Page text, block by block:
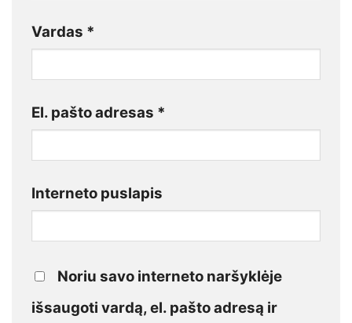
Vardas *
El. pašto adresas *
Interneto puslapis
Noriu savo interneto naršyklėje
išsaugoti vardą, el. pašto adresą ir